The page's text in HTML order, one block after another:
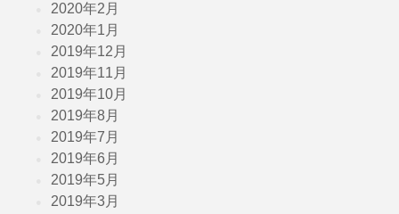
2020年2月
2020年1月
2019年12月
2019年11月
2019年10月
2019年8月
2019年7月
2019年6月
2019年5月
2019年3月